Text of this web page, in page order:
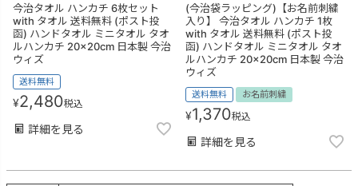
今治タオル ハンカチ 6枚セット
with タオル 送料無料 (ポスト投
函) ハンドタオル ミニタオル タオ
ルハンカチ 20×20cm 日本製 今治
ウィズ
送料無料
¥2,480税込
詳細を見る
(今治袋ラッピング)【お名前刺繍
入り】 今治タオル ハンカチ 1枚
with タオル 送料無料 (ポスト投
函) ハンドタオル ミニタオル タオ
ルハンカチ 20×20cm 日本製 今治
ウィズ
送料無料 お名前刺繍
¥1,370税込
詳細を見る